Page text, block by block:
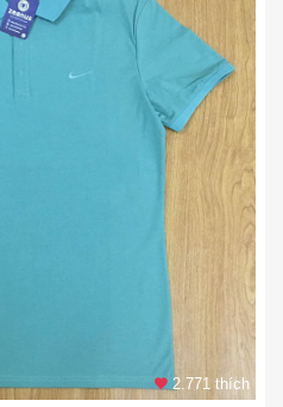
2.771 thích